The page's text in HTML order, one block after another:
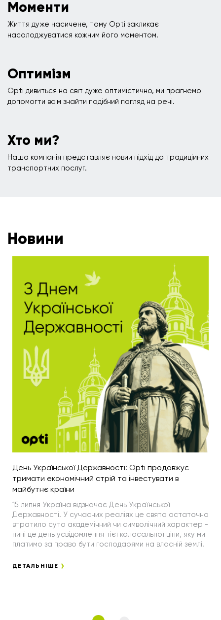
Моменти
Життя дуже насичене, тому Opti закликає
насолоджуватися кожним його моментом.
Оптимізм
Opti дивиться на світ дуже оптимістично, ми прагнемо
допомогти всім знайти подібний погляд на речі.
Хто ми?
Наша компанія представляє новий підхід до традиційних
транспортних послуг.
Новини
День Української Державності: Opti продовжує
тримати економічний стрій та інвестувати в
майбутнє країни
15 липня Україна відзначає День Української
Державності. У сучасних реаліях це свято остаточно
втратило суто академічний чи символічний характер -
нині це день усвідомлення тієї колосальної ціни, яку ми
платимо за право бути господарями на власній землі.
ДЕТАЛЬНІШЕ